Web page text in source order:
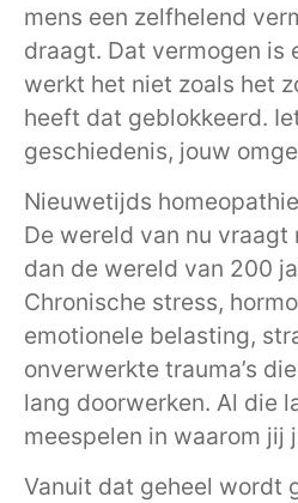
mens een zelfhelend
draagt. Dat vermogen is
werkt het niet zoals het
heeft dat geblokkeerd.
geschiedenis, jouw
Nieuwetijds
De wereld van nu vraagt
dan de wereld van 200
Chronische stress,
emotionele belasting,
onverwerkte trauma’s
lang doorwerken. Al die
meespelen in waarom jij
Vanuit dat geheel wordt